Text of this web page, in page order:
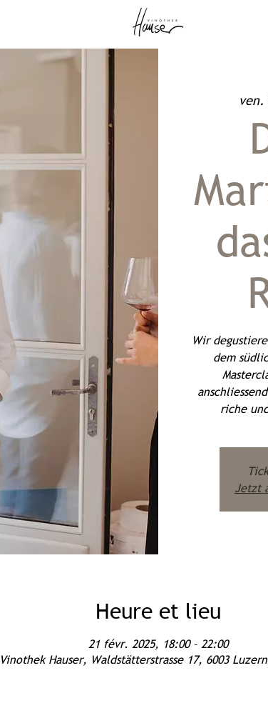
ven.
Wir
dem
riche
Jetzt
Heure et lieu
21 févr. 2025, 18:00 – 22:00
Vinothek Hauser, Waldstätterstrasse 17, 6003